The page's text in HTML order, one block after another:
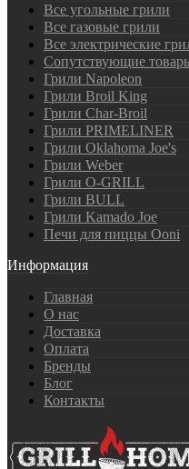
Все угольные грили
Все газовые грили
Все электрические
Сопутствующие
Грили Napoleon
Грили Broil King
Грили Char-Broil
Грили PRIMELINER
Грили Oklahoma Joe's
Грили Weber
Грили O-GRILL
Грили BULL
Грили Kamado Joe
Печи для пиццы Ooni
Информация
Главная
О нас
Доставка
Оплата
Бренды
Блог
Контакты